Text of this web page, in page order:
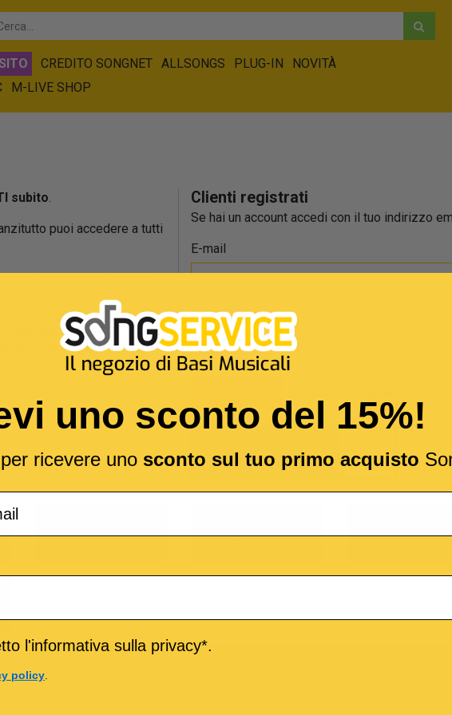
CREDITO SONGNET ALLSONGS PLUG-IN
NOVITÀ
M-LIVE SHOP
Clienti registrati
Se hai un account accedi con il tuo indirizzo
E-mail
Password
subito.
puoi accedere a tutti
e scaricare i brani del
aggiornato sulla
le promozioni.
M-Live Medley
prodotti
uno sconto del 15%!
ricevere uno sconto sul tuo primo acquisto
l'informativa sulla privacy*.
policy.